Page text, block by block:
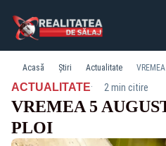
Acasă Știri Actualitate
ACTUALITATE· 2 min citire
VREMEA 5
PLOI